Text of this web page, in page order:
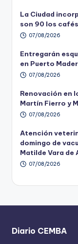
La Ciudad
son 90 los
07/08/2026
Entregarán
en Puerto
07/08/2026
Renovación en
Martín Fierro y
07/08/2026
Atención
domingo de
Matilde Vara de
07/08/2026
Diario CEMBA